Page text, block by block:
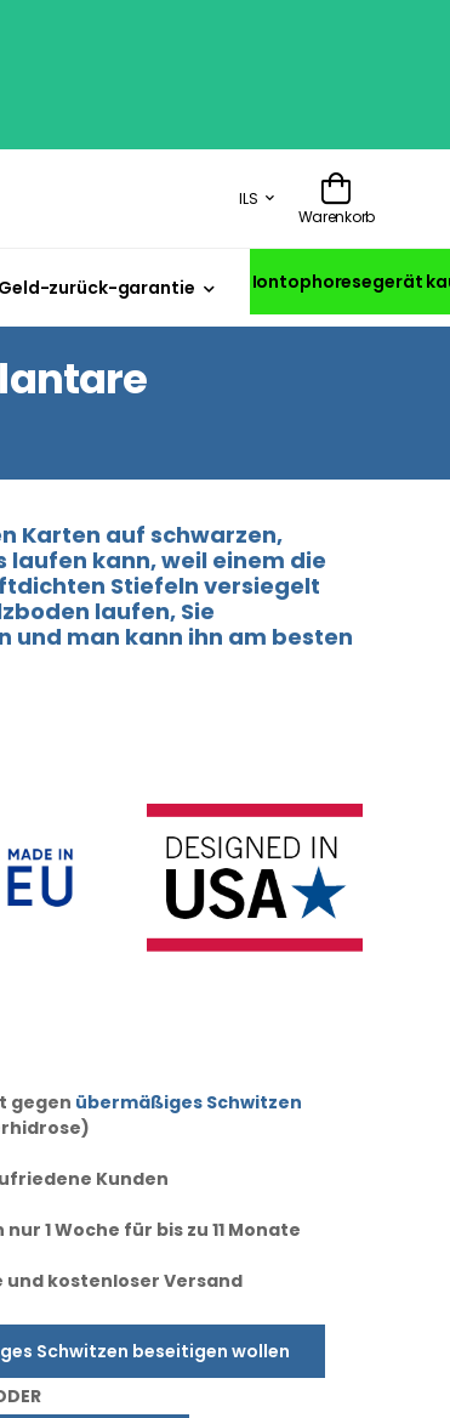
ILS
Warenkorb
Geld-zurück-garantie Iontophoresegerät
Karten auf schwarzen,
laufen kann, weil einem die
Stiefeln versiegelt
laufen, Sie
und man kann ihn am besten
gegen übermäßiges Schwitzen
Kunden
1 Woche für bis zu 11 Monate
kostenloser Versand
Schwitzen beseitigen wollen